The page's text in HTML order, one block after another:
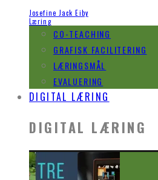
Josefine Jack Eiby
Læring
CO-TEACHING
GRAFISK FACILITERING
LÆRINGSMÅL
EVALUERING
DIGITAL LÆRING
DIGITAL LÆRING